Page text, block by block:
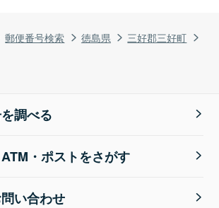
郵便番号検索 徳島県
三好郡三好町
調べる
・ポストをさがす
い合わせ